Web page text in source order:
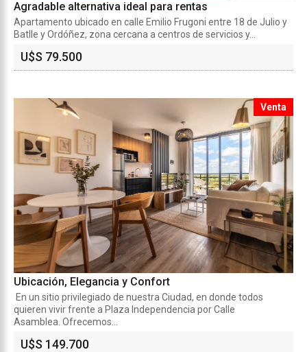
Agradable alternativa ideal para rentas
Apartamento ubicado en calle Emilio Frugoni entre 18 de Julio y
Batlle y Ordóñez, zona cercana a centros de servicios y...
U$S 79.500
Venta
Ubicación, Elegancia y Confort
En un sitio privilegiado de nuestra Ciudad, en donde todos
quieren vivir frente a Plaza Independencia por Calle
Asamblea. Ofrecemos...
U$S 149.700